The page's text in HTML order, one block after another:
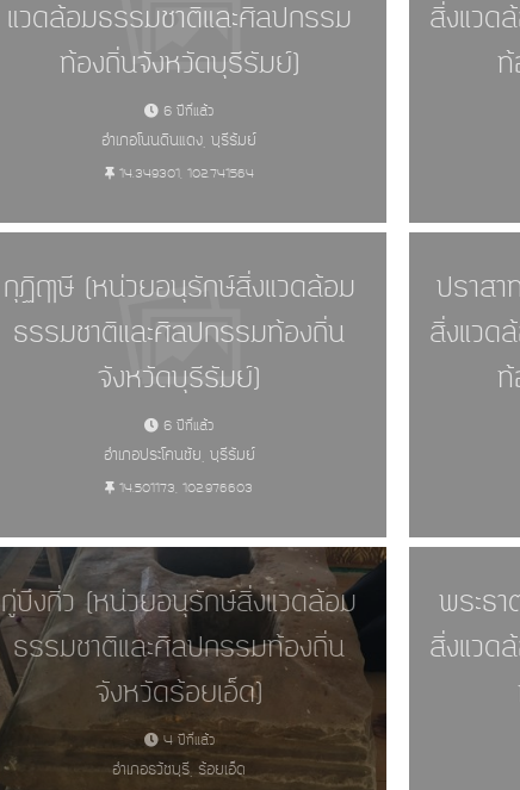
แวดล้อมธรรมชาติและศิลปกรรม
ท้องถิ่นจังหวัดบุรีรัมย์)
6 ปีที่แล้ว
อำเภอโนนดินแดง, บุรีรัมย์
14.349301, 102.741564
สิ่งแวด
ท้
กุฏิฤาษี (หน่วยอนุรักษ์สิ่งแวดล้อม
ธรรมชาติและศิลปกรรมท้องถิ่น
จังหวัดบุรีรัมย์)
6 ปีที่แล้ว
อำเภอประโคนชัย, บุรีรัมย์
14.501173, 102.976603
ปราสา
สิ่งแวด
ท้
กู่บึงกิ่ว (หน่วยอนุรักษ์สิ่งแวดล้อม
ธรรมชาติและศิลปกรรมท้องถิ่น
จังหวัดร้อยเอ็ด)
4 ปีที่แล้ว
อำเภอธวัชบุรี, ร้อยเอ็ด
พระธ
สิ่งแวด